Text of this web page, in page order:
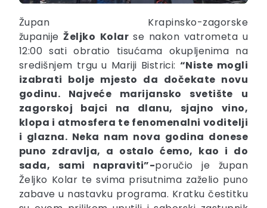
Župan Krapinsko-zagorske
županijeŽeljko Kolar se nakon vatrometa u
12:00 sati obratio tisućama okupljenima na
središnjem trgu u Mariji Bistrici: “Niste mogli
izabrati bolje mjesto da dočekate novu
godinu. Najveće marijansko svetište u
zagorskoj bajci na dlanu, sjajno vino,
klopa i atmosfera te fenomenalni voditelji
i glazna. Neka nam nova godina donese
puno zdravlja, a ostalo ćemo, kao i do
sada, sami napraviti”-poručio je župan
Željko Kolar te svima prisutnima zaželio puno
zabave u nastavku programa. Kratku čestitku